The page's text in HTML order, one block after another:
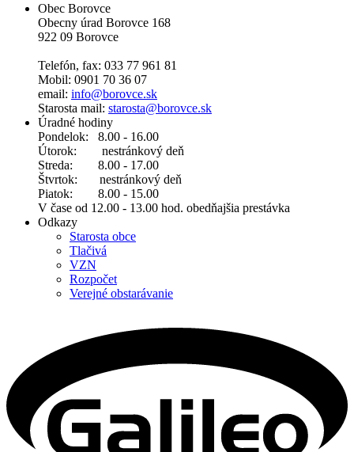
Obec Borovce
Obecny úrad Borovce 168
922 09 Borovce
Telefón, fax: 033 77 961 81
Mobil: 0901 70 36 07
email: info@borovce.sk
Starosta mail: starosta@borovce.sk
Úradné hodiny
Pondelok: 8.00 - 16.00
Útorok: nestránkový deň
Streda: 8.00 - 17.00
Štvrtok: nestránkový deň
Piatok: 8.00 - 15.00
V čase od 12.00 - 13.00 hod. obedňajšia prestávka
Odkazy
Starosta obce
Tlačivá
VZN
Rozpočet
Verejné obstarávanie